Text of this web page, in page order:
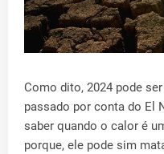
Como dito, 2024 pode
passado por conta do El
saber quando o calor é
porque, ele pode sim